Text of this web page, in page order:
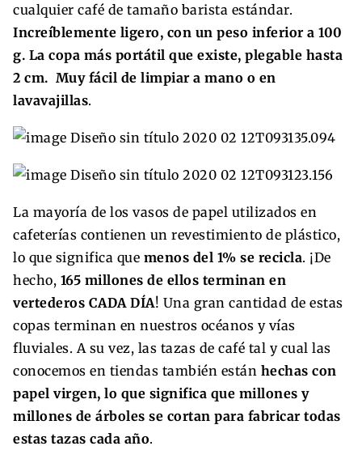
cualquier café de tamaño barista estándar.
Increíblemente ligero, con un peso inferior a 100
g. La copa más portátil que existe, plegable hasta
2 cm. Muy fácil de limpiar a mano o en
lavavajillas.
La mayoría de los vasos de papel utilizados en
cafeterías contienen un revestimiento de plástico,
lo que significa que menos del 1% se recicla. ¡De
hecho, 165 millones de ellos terminan en
vertederos CADA DÍA! Una gran cantidad de estas
copas terminan en nuestros océanos y vías
fluviales. A su vez, las tazas de café tal y cual las
conocemos en tiendas también están hechas con
papel virgen, lo que significa que millones y
millones de árboles se cortan para fabricar todas
estas tazas cada año.